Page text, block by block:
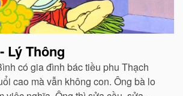
Lý Thông
có gia đình bác tiều phu Thạch
cao mà vẫn không con. Ông bà lo